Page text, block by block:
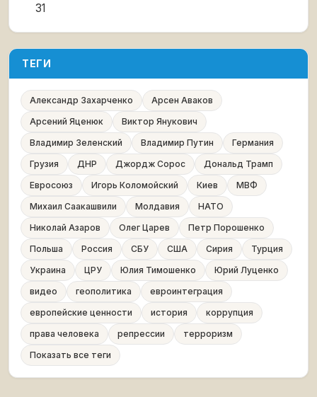
31
ТЕГИ
Александр Захарченко
Арсен Аваков
Арсений Яценюк
Виктор Янукович
Владимир Зеленский
Владимир Путин
Германия
Грузия
ДНР Джордж Сорос
Дональд Трамп
Евросоюз
Игорь Коломойский Киев
МВФ
Михаил Саакашвили
Молдавия
НАТО
Николай Азаров
Олег Царев
Петр Порошенко
Польша
Россия СБУ США Сирия
Турция
Украина
ЦРУ Юлия Тимошенко
Юрий Луценко
видео
геополитика
евроинтеграция
европейские ценности
история
коррупция
права человека
репрессии
терроризм
Показать все теги